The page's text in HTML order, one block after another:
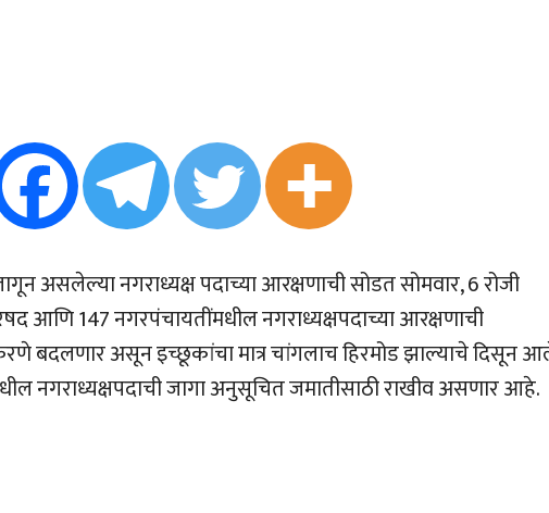
असलेल्या नगराध्यक्ष पदाच्या आरक्षणाची सोडत सोमवार, 6 रोजी
आणि 147 नगरपंचायतींमधील नगराध्यक्षपदाच्या आरक्षणाची
बदलणार असून इच्छूकांचा मात्र चांगलाच हिरमोड झाल्याचे दिसून
नगराध्यक्षपदाची जागा अनुसूचित जमातीसाठी राखीव असणार आहे.